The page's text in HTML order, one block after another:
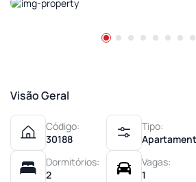
Visão Geral
Código:
30188
Tipo:
Dormitórios:
2
Vagas:
1